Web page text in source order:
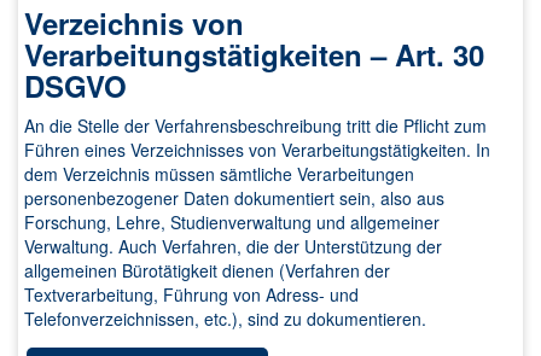
Verzeichnis von
Verarbeitungstätigkeiten – Art. 30
DSGVO
An die Stelle der Verfahrensbeschreibung tritt die Pflicht zum
Führen eines Verzeichnisses von Verarbeitungstätigkeiten. In
dem Verzeichnis müssen sämtliche Verarbeitungen
personenbezogener Daten dokumentiert sein, also aus
Forschung, Lehre, Studienverwaltung und allgemeiner
Verwaltung. Auch Verfahren, die der Unterstützung der
allgemeinen Bürotätigkeit dienen (Verfahren der
Textverarbeitung, Führung von Adress- und
Telefonverzeichnissen, etc.), sind zu dokumentieren.